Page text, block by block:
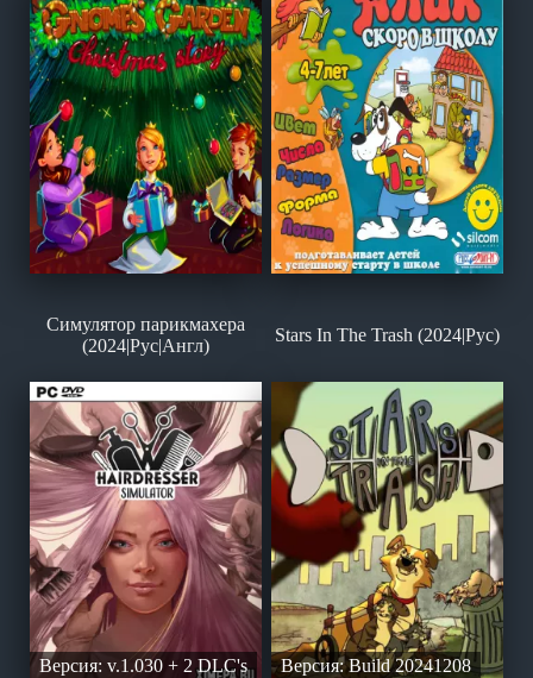
Симулятор парикмахера
(2024|Рус|Англ)
Версия: v.1.030 + 2 DLC's
Stars In The Trash (2024|Рус)
Версия: Build 20241208